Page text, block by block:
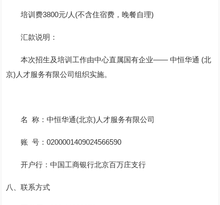
培训费3800元/人(不含住宿费，晚餐自理)
汇款说明：
本次招生及培训工作由中心直属国有企业—— 中恒华通 (北
京)人才服务有限公司组织实施。
名 称：中恒华通(北京)人才服务有限公司
账 号：0200001409024566590
开户行：中国工商银行北京百万庄支行
八、联系方式